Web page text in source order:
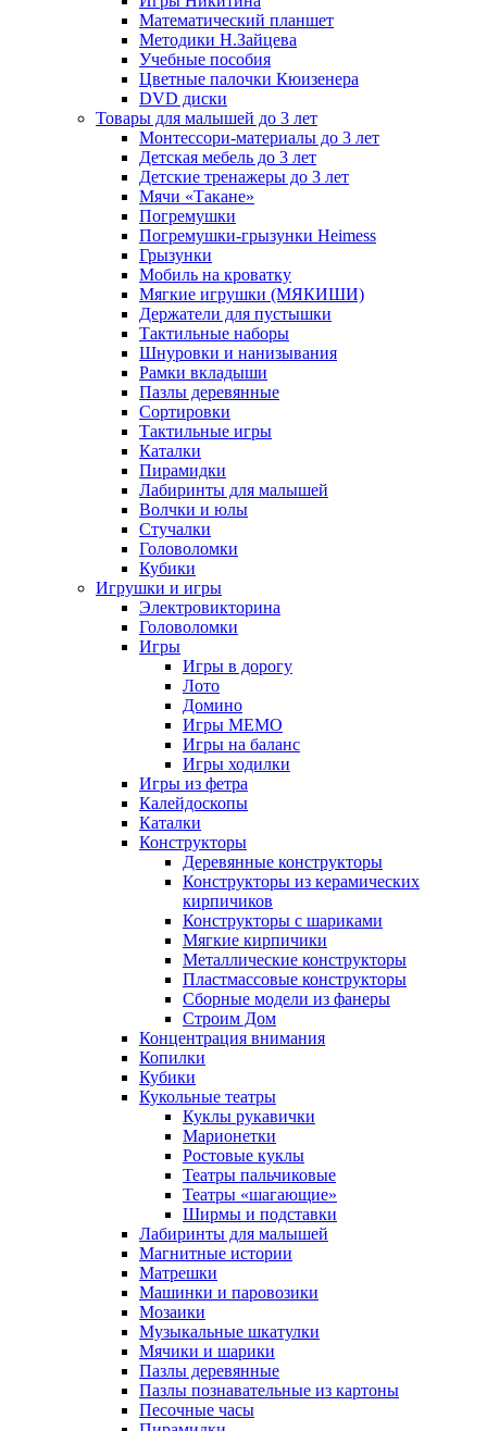
Математический планшет
Методики Н.Зайцева
Учебные пособия
Цветные палочки Кюизенера
DVD диски
Товары для малышей до 3 лет
Монтессори-материалы до 3 лет
Детская мебель до 3 лет
Детские тренажеры до 3 лет
Мячи «Такане»
Погремушки
Погремушки-грызунки Heimess
Грызунки
Мобиль на кроватку
Мягкие игрушки (МЯКИШИ)
Держатели для пустышки
Тактильные наборы
Шнуровки и нанизывания
Рамки вкладыши
Пазлы деревянные
Сортировки
Тактильные игры
Каталки
Пирамидки
Лабиринты для малышей
Волчки и юлы
Стучалки
Головоломки
Кубики
Игрушки и игры
Электровикторина
Головоломки
Игры
Игры в дорогу
Лото
Домино
Игры МЕМО
Игры на баланс
Игры ходилки
Игры из фетра
Калейдоскопы
Каталки
Конструкторы
Деревянные конструкторы
Конструкторы из керамических
кирпичиков
Конструкторы с шариками
Мягкие кирпичики
Металлические конструкторы
Пластмассовые конструкторы
Сборные модели из фанеры
Строим Дом
Концентрация внимания
Копилки
Кубики
Кукольные театры
Куклы рукавички
Марионетки
Ростовые куклы
Театры пальчиковые
Театры «шагающие»
Ширмы и подставки
Лабиринты для малышей
Магнитные истории
Матрешки
Машинки и паровозики
Мозаики
Музыкальные шкатулки
Мячики и шарики
Пазлы деревянные
Пазлы познавательные из картоны
Песочные часы